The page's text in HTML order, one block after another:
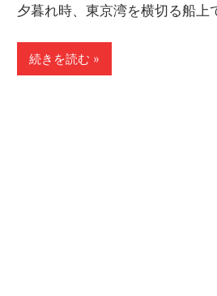
夕暮れ時、東京湾を横切る船上
続きを読む